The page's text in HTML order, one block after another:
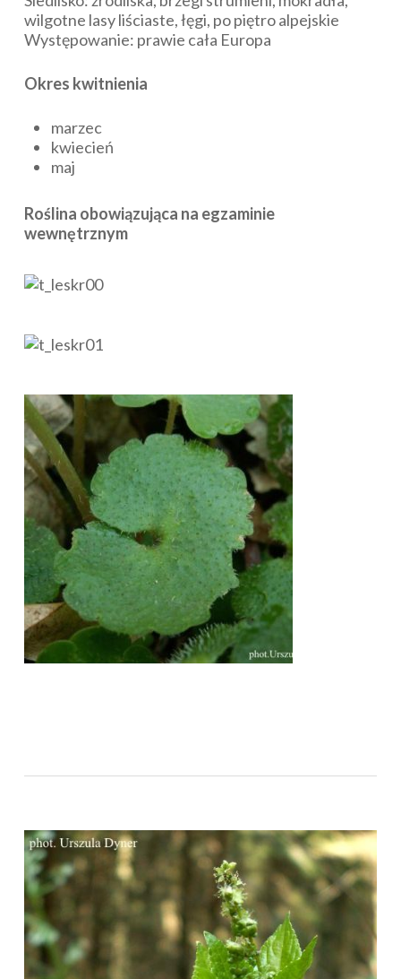
wilgotne lasy liściaste, łęgi, po piętro alpejskie
Występowanie: prawie cała Europa
Okres kwitnienia
marzec
kwiecień
maj
Roślina obowiązująca na egzaminie
wewnętrznym